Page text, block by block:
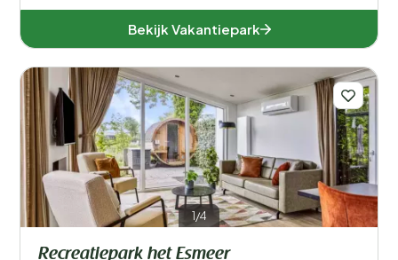
Bekijk Vakantiepark
1/4
Recreatiepark het Esmeer